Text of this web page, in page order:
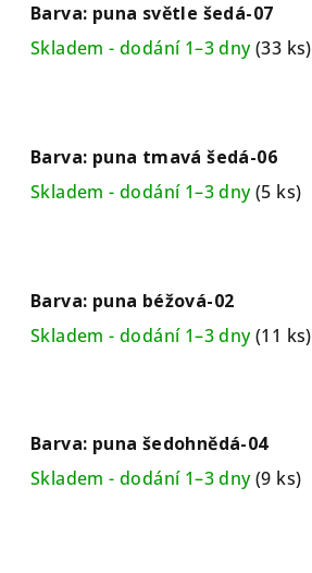
Barva: puna světle šedá-07
Skladem - dodání 1–3 dny(33 ks)
Barva: puna tmavá šedá-06
Skladem - dodání 1–3 dny(5 ks)
Barva: puna béžová-02
Skladem - dodání 1–3 dny(11 ks)
Barva: puna šedohnědá-04
Skladem - dodání 1–3 dny(9 ks)